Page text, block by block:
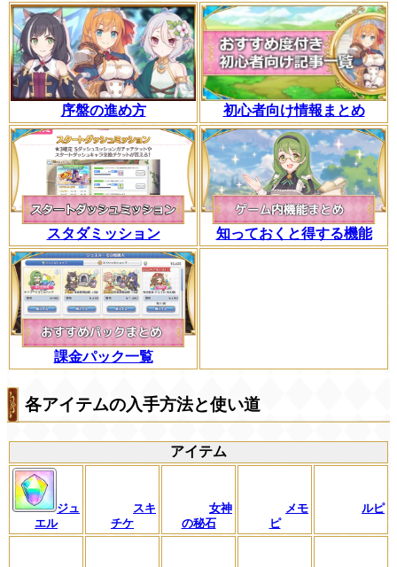
序盤の進め方 初心者向け情報まとめ
スタダミッション 知っておくと得する機能
課金パック一覧
各アイテムの入手方法と使い道
アイテム
ジュ
エル
スキ
チケ
女神
の秘石
メモ
ピ
ルピ